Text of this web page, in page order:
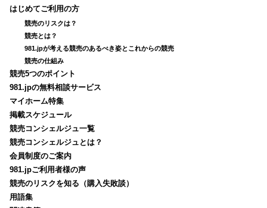
はじめてご利用の方
競売のリスクは？
競売とは？
981.jpが考える競売のあるべき姿とこれからの競売
競売の仕組み
競売5つのポイント
981.jpの無料相談サービス
マイホーム特集
掲載スケジュール
競売コンシェルジュ一覧
競売コンシェルジュとは？
会員制度のご案内
981.jpご利用者様の声
競売のリスクを知る（購入失敗談）
用語集